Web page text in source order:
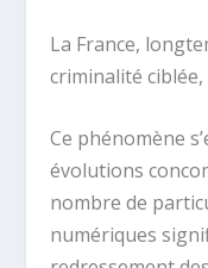
La France,
criminalité
Ce phénomène
évolutions
nombre de
numériques